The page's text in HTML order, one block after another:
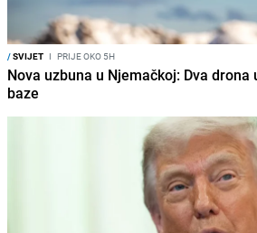
/SVIJET I PRIJE OKO 5H
Nova uzbuna u Njemačkoj: Dva drona
baze